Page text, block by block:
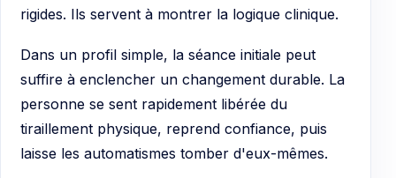
rigides. Ils servent à montrer la logique clinique.
Dans un profil simple, la séance initiale peut
suffire à enclencher un changement durable. La
personne se sent rapidement libérée du
tiraillement physique, reprend confiance, puis
laisse les automatismes tomber d'eux-mêmes.